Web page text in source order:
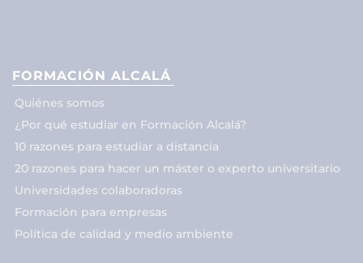
FORMACIÓN ALCALÁ
Quiénes somos
¿Por qué estudiar en Formación Alcalá?
10 razones para estudiar a distancia
20 razones para hacer un máster o experto universitario
Universidades colaboradoras
Formación para empresas
Política de calidad y medio ambiente